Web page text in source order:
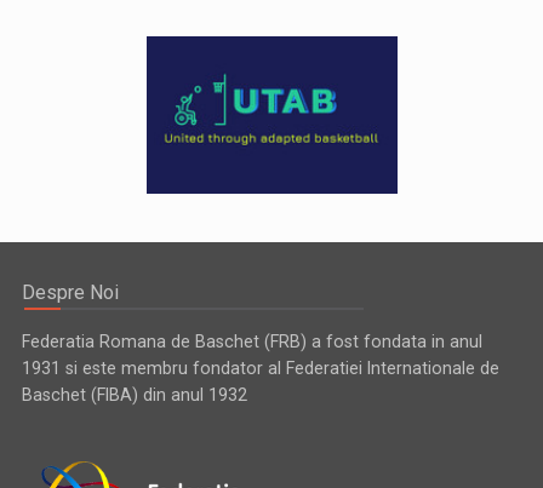
Despre Noi
Federatia Romana de Baschet (FRB) a fost fondata in anul
1931 si este membru fondator al Federatiei Internationale de
Baschet (FIBA) din anul 1932